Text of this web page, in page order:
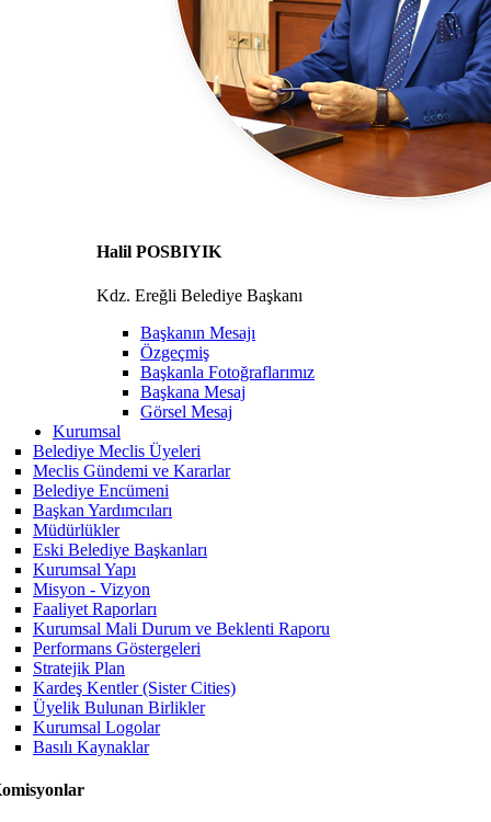
Halil POSBIYIK
Kdz. Ereğli Belediye Başkanı
Başkanın Mesajı
Özgeçmiş
Başkanla Fotoğraflarımız
Başkana Mesaj
Görsel Mesaj
Kurumsal
Belediye Meclis Üyeleri
Meclis Gündemi ve Kararlar
Belediye Encümeni
Başkan Yardımcıları
Müdürlükler
Eski Belediye Başkanları
Kurumsal Yapı
Misyon - Vizyon
Faaliyet Raporları
Kurumsal Mali Durum ve Beklenti Raporu
Performans Göstergeleri
Stratejik Plan
Kardeş Kentler (Sister Cities)
Üyelik Bulunan Birlikler
Kurumsal Logolar
Basılı Kaynaklar